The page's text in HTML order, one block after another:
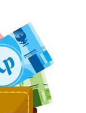
dan
touch typing
siapa aja—even
Itu Penting
kerja digital
segalanya. Gak
assistant, admin